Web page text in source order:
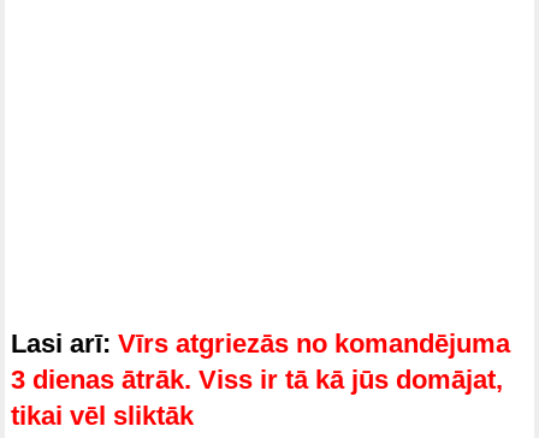
Lasi arī: Vīrs atgriezās no komandējuma
3 dienas ātrāk. Viss ir tā kā jūs domājat,
tikai vēl sliktāk